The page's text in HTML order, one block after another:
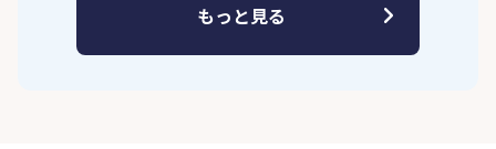
もっと見る